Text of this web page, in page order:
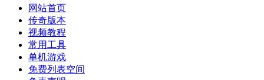
网站首页
传奇版本
视频教程
常用工具
单机游戏
免费列表空间